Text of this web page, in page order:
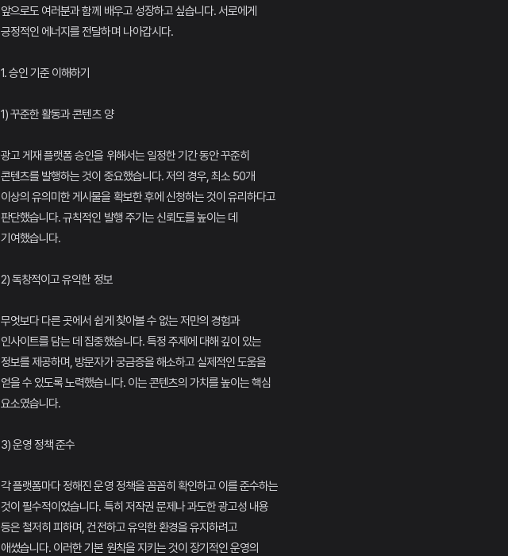
앞으로도 여러분과 함께 배우고 성장하고 싶습니다. 서로에게
긍정적인 에너지를 전달하며 나아갑시다.
1. 승인 기준 이해하기
1) 꾸준한 활동과 콘텐츠 양
광고 게재 플랫폼 승인을 위해서는 일정한 기간 동안 꾸준히
콘텐츠를 발행하는 것이 중요했습니다. 저의 경우, 최소 50개
이상의 유의미한 게시물을 확보한 후에 신청하는 것이 유리하다고
판단했습니다. 규칙적인 발행 주기는 신뢰도를 높이는 데
기여했습니다.
2) 독창적이고 유익한 정보
무엇보다 다른 곳에서 쉽게 찾아볼 수 없는 저만의 경험과
인사이트를 담는 데 집중했습니다. 특정 주제에 대해 깊이 있는
정보를 제공하며, 방문자가 궁금증을 해소하고 실제적인 도움을
얻을 수 있도록 노력했습니다. 이는 콘텐츠의 가치를 높이는 핵심
요소였습니다.
3) 운영 정책 준수
각 플랫폼마다 정해진 운영 정책을 꼼꼼히 확인하고 이를 준수하는
것이 필수적이었습니다. 특히 저작권 문제나 과도한 광고성 내용
등은 철저히 피하며, 건전하고 유익한 환경을 유지하려고
애썼습니다. 이러한 기본 원칙을 지키는 것이 장기적인 운영의